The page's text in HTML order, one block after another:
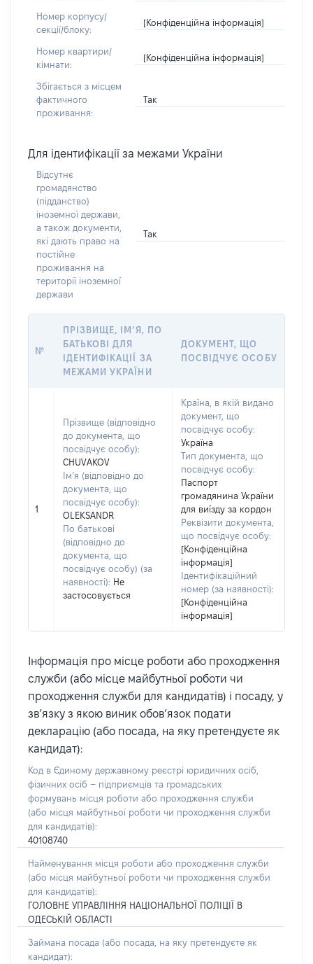
Номер корпусу/
секції/блоку:
[Конфіденційна інформація]
Номер квартири/
кімнати:
[Конфіденційна інформація]
Збігається з місцем
фактичного
проживання:
Так
Для ідентифікації за межами України
Відсутнє
громадянство
(підданство)
іноземної держави,
а також документи,
які дають право на
постійне
проживання на
території іноземної
держави
Так
№
ПРІЗВИЩЕ, ІМ’Я, ПО
БАТЬКОВІ ДЛЯ
ІДЕНТИФІКАЦІЇ ЗА
МЕЖАМИ УКРАЇНИ
ДОКУМЕНТ, ЩО
ПОСВІДЧУЄ ОСОБУ
1
Прізвище (відповідно
до документа, що
посвідчує особу):
CHUVAKOV
Ім’я (відповідно до
документа, що
посвідчує особу):
OLEKSANDR
По батькові
(відповідно до
документа, що
посвідчує особу) (за
наявності): Не
застосовується
Країна, в якій видано
документ, що
посвідчує особу:
Україна
Тип документа, що
посвідчує особу:
Паспорт
громадянина України
для виїзду за кордон
Реквізити документа,
що посвідчує особу:
[Конфіденційна
інформація]
Ідентифікаційний
номер (за наявності):
[Конфіденційна
інформація]
Інформація про місце роботи або проходження
служби (або місце майбутньої роботи чи
проходження служби для кандидатів) і посаду, у
зв’язку з якою виник обов’язок подати
декларацію (або посада, на яку претендуєте як
кандидат):
Код в Єдиному державному реєстрі юридичних осіб,
фізичних осіб – підприємців та громадських
формувань місця роботи або проходження служби
(або місця майбутньої роботи чи проходження служби
для кандидатів):
40108740
Найменування місця роботи або проходження служби
(або місця майбутньої роботи чи проходження служби
для кандидатів):
ГОЛОВНЕ УПРАВЛІННЯ НАЦІОНАЛЬНОЇ ПОЛІЦІЇ В
ОДЕСЬКІЙ ОБЛАСТІ
Займана посада (або посада, на яку претендуєте як
кандидат):